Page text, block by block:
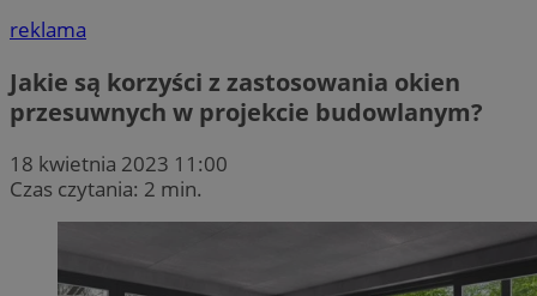
reklama
Jakie są korzyści z zastosowania okien
przesuwnych w projekcie budowlanym?
18 kwietnia 2023 11:00
Czas czytania: 2 min.